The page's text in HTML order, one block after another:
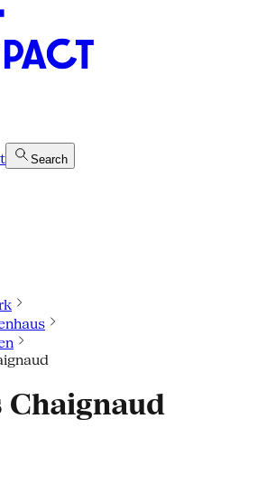
Search
Chaignaud